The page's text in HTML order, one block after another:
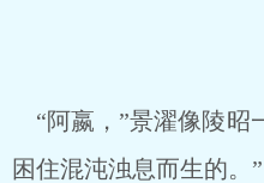
“阿嬴，”景濯像陵昭
困住混沌浊息而生的。”